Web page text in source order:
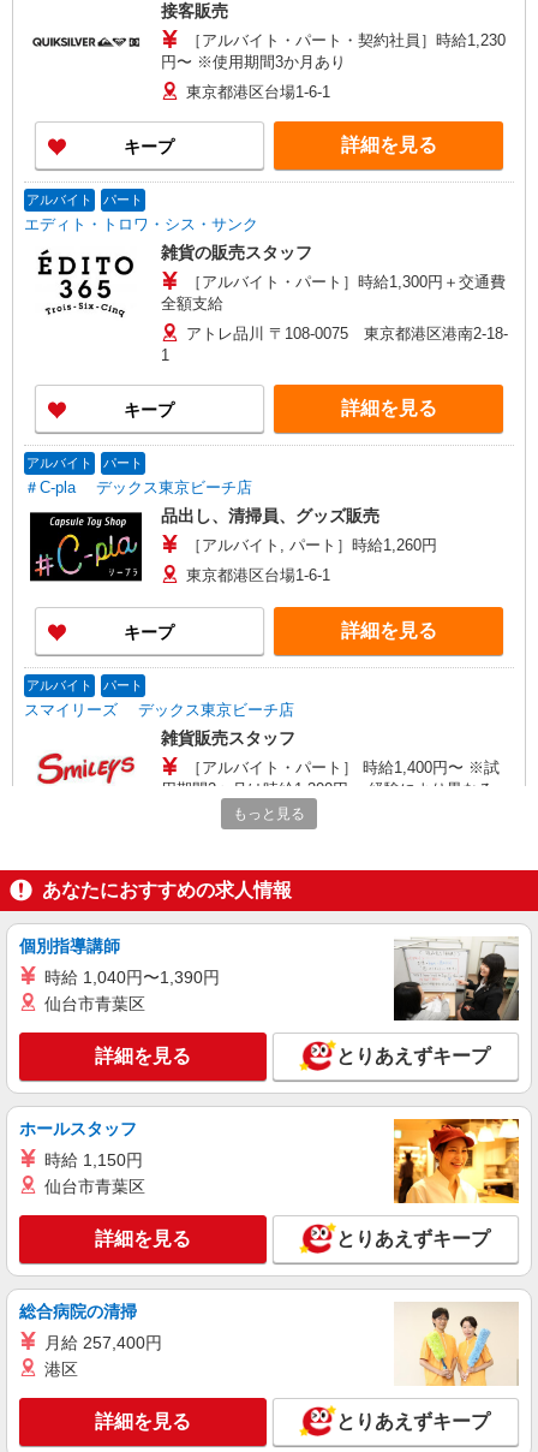
接客販売
［アルバイト・パート・契約社員］時給1,230
円〜 ※使用期間3か月あり
東京都港区台場1-6-1
キープ 詳細を見る
アルバイト パート
エディト・トロワ・シス・サンク
雑貨の販売スタッフ
［アルバイト・パート］時給1,300円＋交通費
全額支給
アトレ品川 〒108-0075 東京都港区港南2-18-
1
キープ 詳細を見る
アルバイト パート
＃C-pla デックス東京ビーチ店
品出し、清掃員、グッズ販売
［アルバイト, パート］時給1,260円
東京都港区台場1-6-1
キープ 詳細を見る
アルバイト パート
スマイリーズ デックス東京ビーチ店
雑貨販売スタッフ
［アルバイト・パート］ 時給1,400円〜 ※試
用期間2ヶ月は時給1,300円 ・経験により異なる ・
昇給制度あり
東京都港区台場1-6-1
キープ 詳細を見る
派遣社員
株式会社シーエーセールススタッフ/tkNS42524a
雑貨販売
実働7.5H×20日勤務の場合「240,000円」※月収例
は一例です。ご経験により異なります。
〒104-0061 東京都中央区銀座6-10-1
詳細を見る
派遣社員
株式会社シーエーセールススタッフ/tkYU39535a
雑貨販売
時給1600円〜1700円
〒107-0062 東京都港区南青山5丁目2－15 ヴィ
キープ 詳細を見る
株式会社シーエーセールススタッフ/tkYU35662b
もっと見る
あなたにおすすめの求人情報
個別指導講師
時給 1,040円〜1,390円
仙台市青葉区
詳細を見る とりあえずキープ
ホールスタッフ
時給 1,150円
仙台市青葉区
詳細を見る とりあえずキープ
総合病院の清掃
月給 257,400円
港区
詳細を見る とりあえずキープ